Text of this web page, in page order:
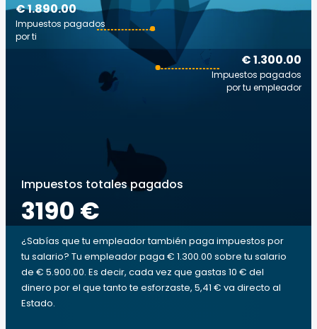
€ 1.300.00
Impuestos pagados
por tu empleador
€ 1.890.00
Impuestos pagados
por ti
Impuestos totales pagados
3190 €
¿Sabías que tu empleador también paga impuestos por
tu salario? Tu empleador paga € 1.300.00 sobre tu salario
de € 5.900.00. Es decir, cada vez que gastas 10 € del
dinero por el que tanto te esforzaste, 5,41 € va directo al
Estado.